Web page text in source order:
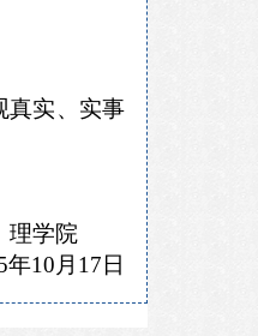
真实、实事
理学院
年10月17日